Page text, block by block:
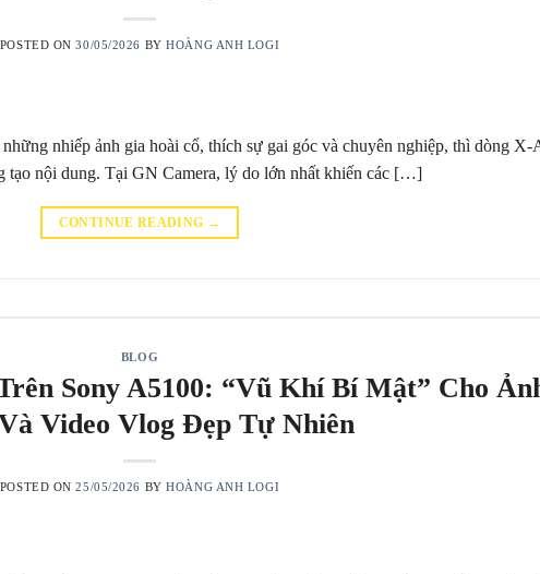
POSTED ON30/05/2026 BYHOÀNG ANH LOGI
nhiếp ảnh gia hoài cổ, thích sự gai góc và chuyên nghiệp, thì dòng X-
tạo nội dung. Tại GN Camera, lý do lớn nhất khiến các […]
CONTINUE READING →
BLOG
Sony A5100: “Vũ Khí Bí Mật” Cho
Video Vlog Đẹp Tự Nhiên
POSTED ON25/05/2026 BYHOÀNG ANH LOGI